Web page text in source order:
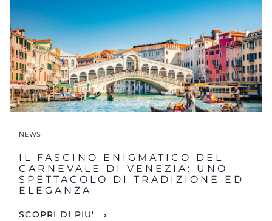
NEWS
IL FASCINO ENIGMATICO DEL
CARNEVALE DI VENEZIA: UNO
SPETTACOLO DI TRADIZIONE ED
ELEGANZA
SCOPRI DI PIU'